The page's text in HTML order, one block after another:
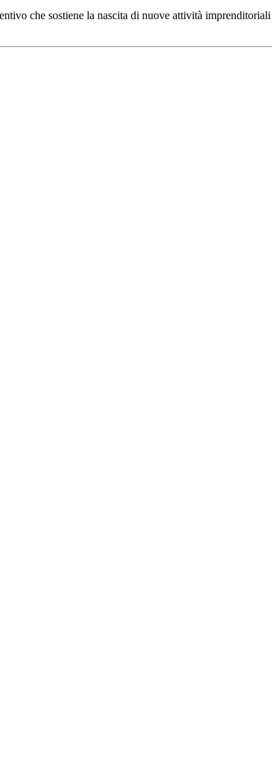
sostiene la nascita di nuove attività imprenditoriali